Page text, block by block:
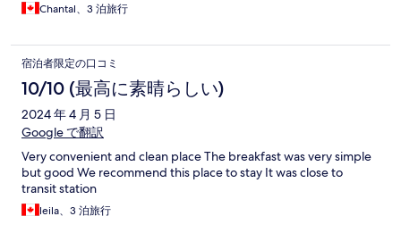
Chantal、3 泊旅行
宿泊者限定の口コミ
10/10 (最高に素晴らしい)
2024 年 4 月 5 日
Google で翻訳
Very convenient and clean place The breakfast was very simple
but good We recommend this place to stay It was close to
transit station
leila、3 泊旅行